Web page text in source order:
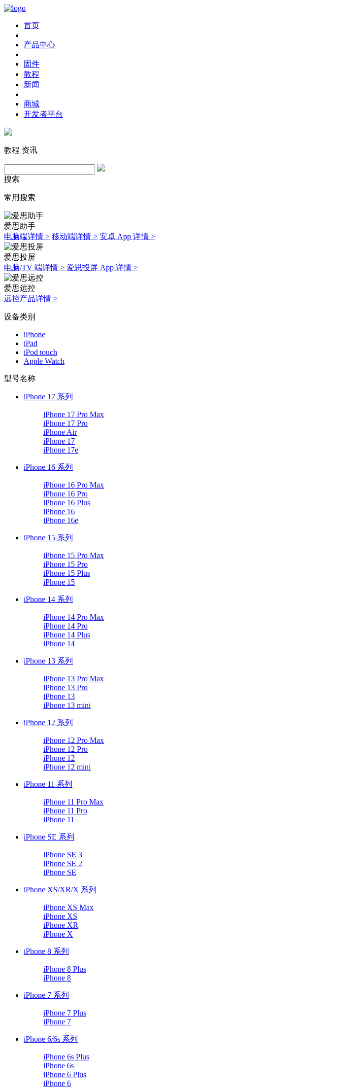
首页
产品中心
固件
教程
新闻
商城
开发者平台
教程 资讯
搜索
常用搜索
爱思助手
电脑端详情 > 移动端详情 > 安卓 App 详情 >
爱思投屏
电脑/TV 端详情 > 爱思投屏 App 详情 >
爱思远控
远控产品详情 >
设备类别
iPhone
iPad
iPod touch
Apple Watch
型号名称
iPhone 17 系列
iPhone 17 Pro Max
iPhone 17 Pro
iPhone Air
iPhone 17
iPhone 17e
iPhone 16 系列
iPhone 16 Pro Max
iPhone 16 Pro
iPhone 16 Plus
iPhone 16
iPhone 16e
iPhone 15 系列
iPhone 15 Pro Max
iPhone 15 Pro
iPhone 15 Plus
iPhone 15
iPhone 14 系列
iPhone 14 Pro Max
iPhone 14 Pro
iPhone 14 Plus
iPhone 14
iPhone 13 系列
iPhone 13 Pro Max
iPhone 13 Pro
iPhone 13
iPhone 13 mini
iPhone 12 系列
iPhone 12 Pro Max
iPhone 12 Pro
iPhone 12
iPhone 12 mini
iPhone 11 系列
iPhone 11 Pro Max
iPhone 11 Pro
iPhone 11
iPhone SE 系列
iPhone SE 3
iPhone SE 2
iPhone SE
iPhone XS/XR/X 系列
iPhone XS Max
iPhone XS
iPhone XR
iPhone X
iPhone 8 系列
iPhone 8 Plus
iPhone 8
iPhone 7 系列
iPhone 7 Plus
iPhone 7
iPhone 6/6s 系列
iPhone 6s Plus
iPhone 6s
iPhone 6 Plus
iPhone 6